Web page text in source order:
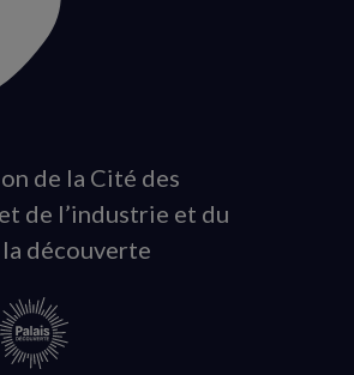
de la Cité des
de l’industrie et du
la découverte